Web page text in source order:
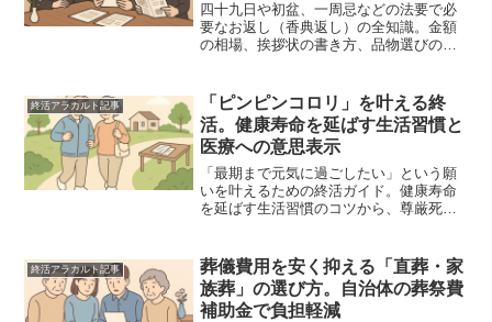
四十九日や初盆、一周忌などの法要で必
要なお返し（香典返し）の全知識。金額
の相場、挨拶状の書き方、品物選びのマ
ポイントを網羅。相続や死後手続きでお
忙しい遺族の方へ寄り添う内容です。
終活アラカルト記事
「ピンピンコロリ」を叶える終
活。健康寿命を延ばす生活習慣と
医療への意思表示
「最期まで元気に過ごしたい」という願
いを叶えるための終活ガイド。健康寿命
を延ばす生活習慣のコツから、尊厳死・
ない最期のために、今できる実務的なス
テップをまとめました。
終活アラカルト記事
葬儀費用を安く抑える「直葬・家
族葬」の選び方。自治体の葬祭費
補助金で負担軽減